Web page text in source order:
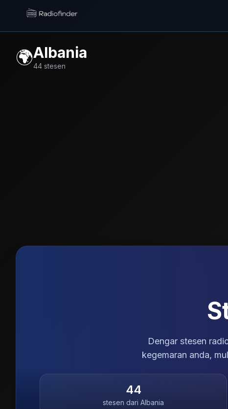
Radiofinder home
🌍Albania
44 stesen
Dengar stesen
kegemaran anda,
44
stesen dari Albania